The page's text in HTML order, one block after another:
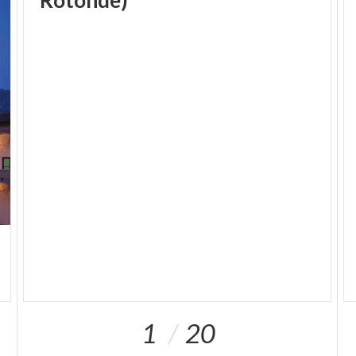
romaines ainsi qu’une partie du cardo, la principale
face au Duomo Nuovo, on peut apercevoir un petit
clipéus représentant la tête de Saint Jean-Baptiste
et qui constitue tout ce qui reste du baptistère qui
1 20